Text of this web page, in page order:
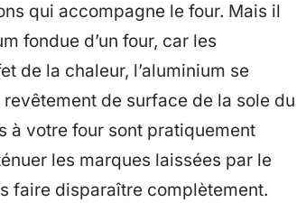
qui accompagne le four. Mais il
fondue d’un four, car les
de la chaleur, l’aluminium se
de surface de la sole du
à votre four sont pratiquement
les marques laissées par le
faire disparaître complètement.